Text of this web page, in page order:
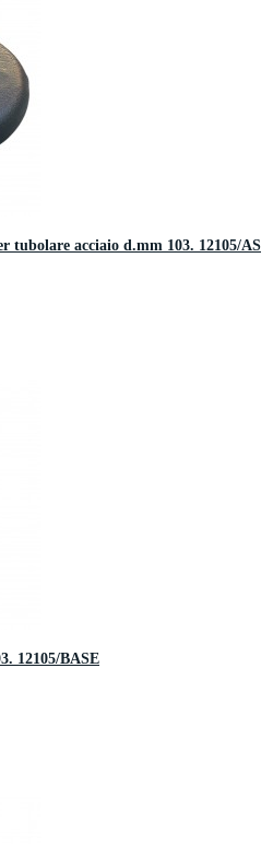
tubolare acciaio d.mm 103. 12105/AS
12105/BASE